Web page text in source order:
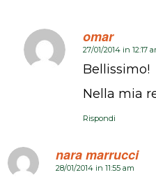
omar
dice:
27/01/2014 in 12:17
Bellissimo!
Nella mia
Rispondi
nara marrucci
dice:
28/01/2014 in 11:55 am